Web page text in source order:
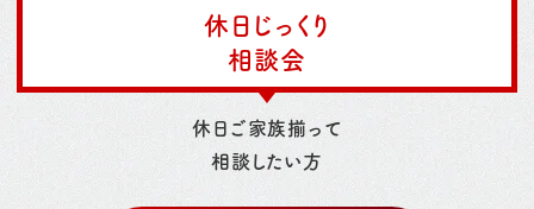
休日じっくり
相談会
休日ご家族揃って
相談したい方